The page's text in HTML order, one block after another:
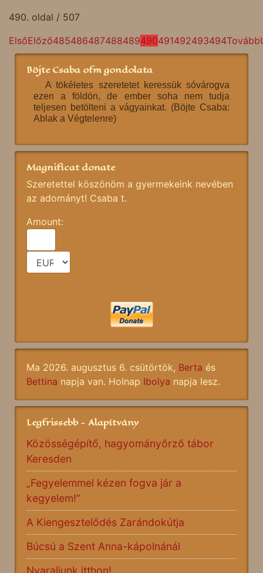
490. oldal / 507
ElsőElőző485486487488489490491492493494Tovább
Böjte Csaba ofm gondolata
A tökéletes szeretetet keressük sóvárogva
ezen a földön, de ember soha nem tudja
teljesen betölteni a vágyainkat. (Böjte Csaba:
Ablak a Végtelenre)
Magnificat donate
Szeretettel köszönöm a gyermekeink nevében
az adományt! Csaba t.
Amount:
Ma 2026. augusztus 6. csütörtök, Berta és
Bettina napja van. Holnap Ibolya napja lesz.
Legfrissebb - Alapítvány
Közösségépítő, hagyományőrző tábor
Keresden
„Fegyelemmel kézen fogva jár a
kegyelem!”
A Kiengesztelődés Zarándokútja
Búcsú a Szent Anna-kápolnánál
Nyaraljunk itthon!